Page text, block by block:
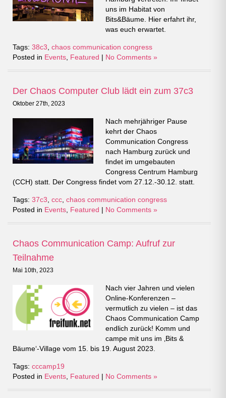
uns im Habitat von
Bits&Bäume. Hier erfahrt ihr,
was euch erwartet.
Tags: 38c3 chaos communication congress
Posted in Events Featured | No Comments »
Der Chaos Computer Club lädt ein zum 37c3
Oktober 27th, 2023
Nach mehrjähriger Pause
kehrt der Chaos
Communication Congress
nach Hamburg zurück und
findet im umgebauten
Congress Centrum Hamburg
(CCH) statt. Der Congress findet vom 27.12.-30.12. statt.
Tags: 37c3 ccc chaos communication congress
Posted in Events Featured | No Comments »
Chaos Communication Camp: Aufruf zur
Teilnahme
Mai 10th, 2023
Nach vier Jahren und vielen
Online-Konferenzen –
vermutlich zu vielen – ist das
Chaos Communication Camp
endlich zurück! Komm und
campe mit uns im ‚Bits &
Bäume‘-Village vom 15. bis 19. August 2023.
Tags: cccamp19
Posted in Events Featured | No Comments »